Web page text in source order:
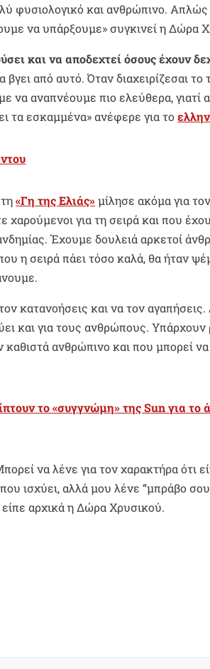
φυσιολογικό και ανθρώπινο. Απλώς
να υπάρξουμε» συγκινεί η Δώρα
και να αποδεχτεί όσους έχουν
από αυτό. Όταν διαχειρίζεσαι το
αναπνέουμε πιο ελεύθερα, γιατί
τα εσκαμμένα» ανέφερε για το
τη«Γη της Ελιάς»μίλησε ακόμα για
χαρούμενοι για τη σειρά και που
Έχουμε δουλειά αρκετοί
η σειρά πάει τόσο καλά, θα ήταν
κατανοήσεις και να τον
και για τους ανθρώπους.
ανθρώπινο και που μπορεί να
το «συγγνώμη» της Sun για το
να λένε για τον χαρακτήρα ότι
ισχύει, αλλά μου λένε “μπράβο
είπε αρχικά η Δώρα Χρυσικού.